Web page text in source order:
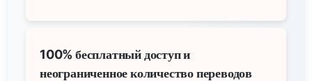
100% бесплатный доступ и
неограниченное количество переводов